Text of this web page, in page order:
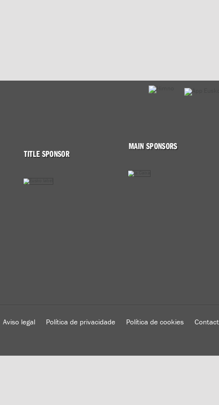
TITLE SPONSOR
MAIN SPONSORS
Aviso legal Política de privacidade Política de cookies